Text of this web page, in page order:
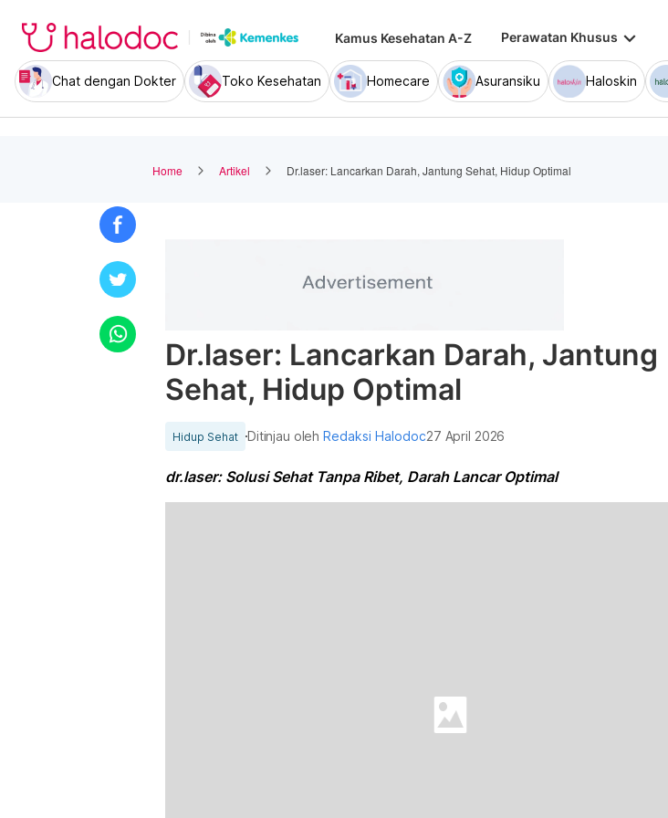
Kamus Kesehatan A-Z Perawatan Khusus keyboard_arrow_down
Chat dengan Dokter Toko Kesehatan Homecare Asuransiku Haloskin
Home Artikel Dr.laser: Lancarkan Darah, Jantung Sehat, Hidup Optimal
Dr.laser: Lancarkan Darah, Jantung
Sehat, Hidup Optimal
Hidup Sehat Ditinjau olehRedaksi Halodoc27 April 2026
dr.laser: Solusi Sehat Tanpa Ribet, Darah Lancar Optimal